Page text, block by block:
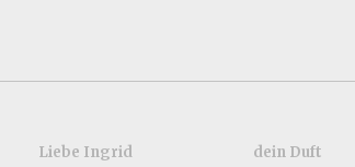
Liebe Ingrid dein Duft